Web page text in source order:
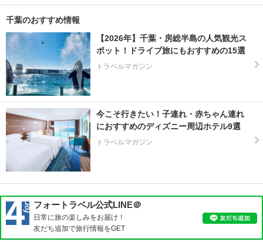
千葉のおすすめ情報
【2026年】千葉・房総半島の人気観光ス
ポット！ドライブ旅にもおすすめの15選
トラベルマガジン
今こそ行きたい！子連れ・赤ちゃん連れ
におすすめのディズニー周辺ホテル9選
トラベルマガジン
フォートラベル公式LINE＠
日常に旅の楽しみをお届け！
友だち追加で旅行情報をGET